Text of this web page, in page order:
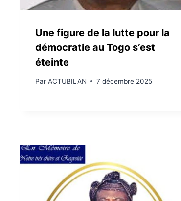
Une figure de la lutte pour la
démocratie au Togo s’est
éteinte
Par ACTUBILAN 7 décembre 2025